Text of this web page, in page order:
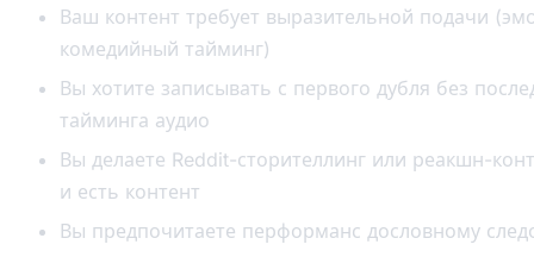
Ваш контент требует выразительной подачи
комедийный тайминг)
Вы хотите записывать с первого дубля без
тайминга аудио
Вы делаете Reddit-сторителлинг или реакшн-
и есть контент
Вы предпочитаете перформанс дословному